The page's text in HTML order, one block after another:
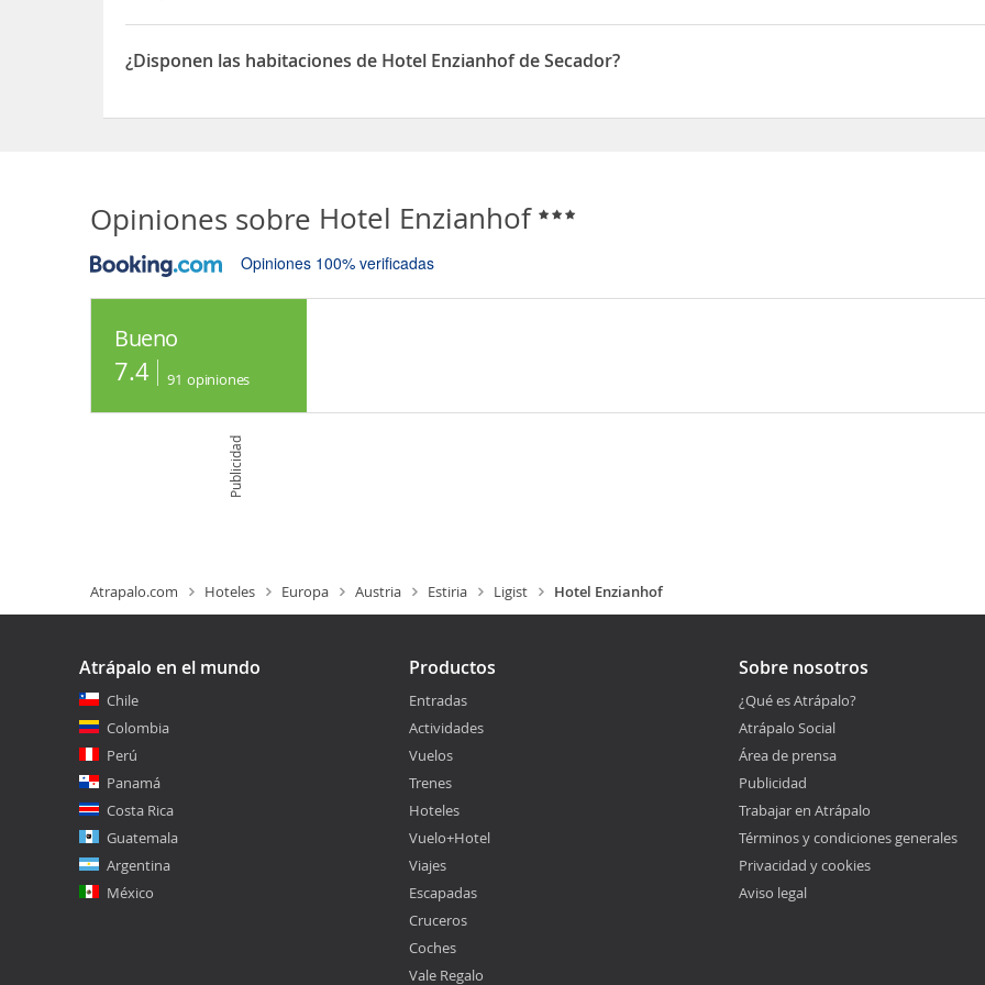
Sí, las habitaciones del Hotel Enzianhof disponen de Mini-bar
¿Disponen las habitaciones de Hotel Enzianhof de Secador?
Opiniones sobre Hotel Enzianhof
Opiniones 100% verificadas
Bueno
7.4 91 opiniones
Publicidad
Atrapalo.com Hoteles Europa Austria Estiria Ligist Hotel Enzianhof
Atrápalo en el mundo
Chile
Colombia
Perú
Panamá
Costa Rica
Guatemala
Argentina
México
Productos
Entradas
Actividades
Vuelos
Trenes
Hoteles
Vuelo+Hotel
Viajes
Escapadas
Cruceros
Coches
Vale Regalo
Sobre nosotros
¿Qué es Atrápalo?
Atrápalo Social
Área de prensa
Publicidad
Trabajar en Atrápalo
Términos y condiciones generales
Privacidad y cookies
Aviso legal